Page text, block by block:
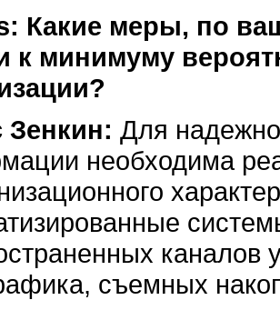
Какие меры, по
к минимуму
Зенкин: Для
необходима
каналов
, съемных